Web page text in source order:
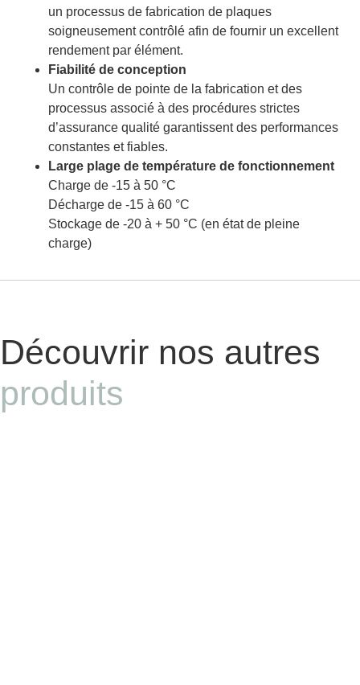
un processus de fabrication de plaques
soigneusement contrôlé afin de fournir un excellent
rendement par élément.
Fiabilité de conception
Un contrôle de pointe de la fabrication et des
processus associé à des procédures strictes
d’assurance qualité garantissent des performances
constantes et fiables.
Large plage de température de fonctionnement
Charge de -15 à 50 °C
Décharge de -15 à 60 °C
Stockage de -20 à + 50 °C (en état de pleine
charge)
Découvrir nos autres
produits